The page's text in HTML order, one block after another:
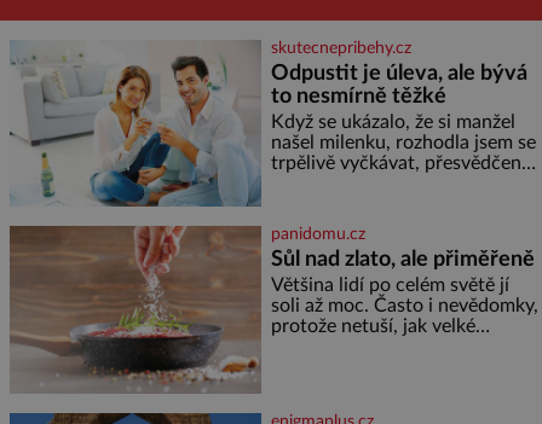
skutecnepribehy.cz
Odpustit je úleva, ale bývá
to nesmírně těžké
Když se ukázalo, že si manžel
našel milenku, rozhodla jsem se
trpělivě vyčkávat, přesvědčena,
nejtěžších věcí na světě. Ale
každý, kdo s tím má nějaké
zkušenosti, se zapřísahá, že
pokud odpustíte, znatelně se
vám uleví. Když se ke mně
doneslo, že si manžel pořídil
panidomu.cz
Sůl nad zlato, ale přiměřeně
Většina lidí po celém světě jí
soli až moc. Často i nevědomky,
protože netuší, jak velké
sladkých. Sůl je zdravá Ale v